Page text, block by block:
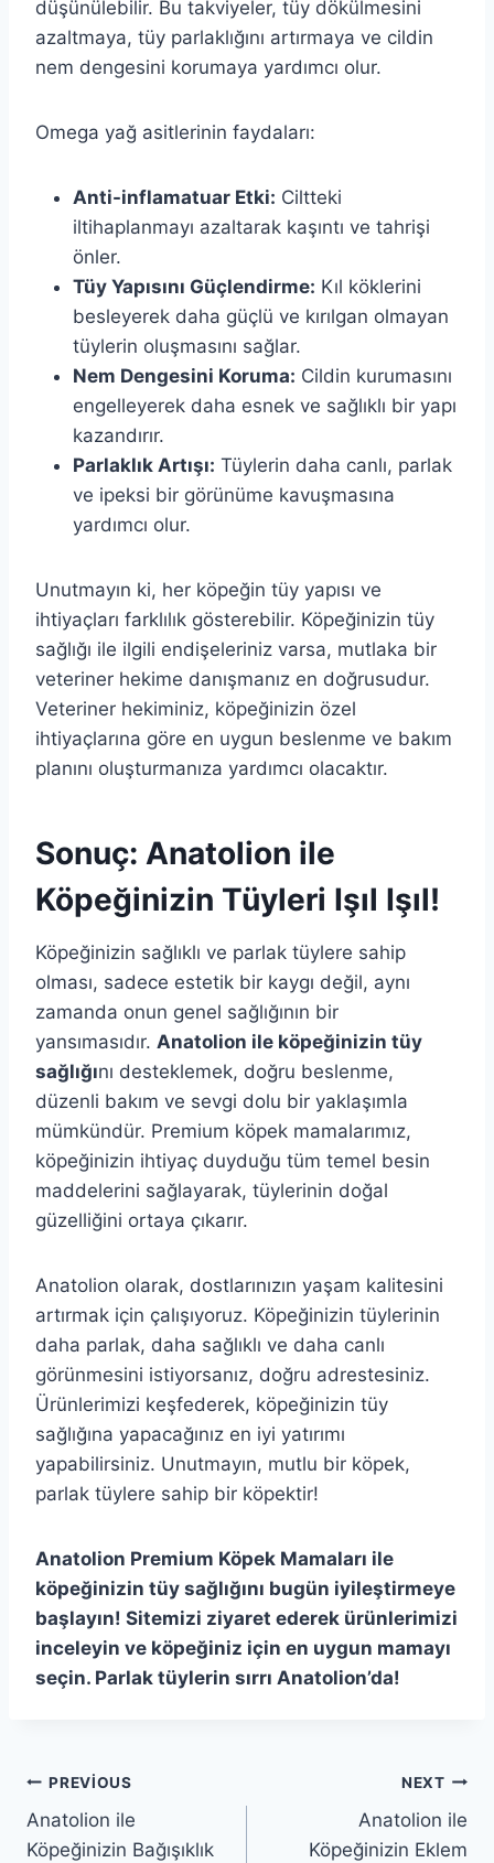
düşünülebilir. Bu takviyeler, tüy dökülmesini
azaltmaya, tüy parlaklığını artırmaya ve cildin
nem dengesini korumaya yardımcı olur.
Omega yağ asitlerinin faydaları:
Anti-inflamatuar Etki: Ciltteki
iltihaplanmayı azaltarak kaşıntı ve tahrişi
önler.
Tüy Yapısını Güçlendirme: Kıl köklerini
besleyerek daha güçlü ve kırılgan olmayan
tüylerin oluşmasını sağlar.
Nem Dengesini Koruma: Cildin kurumasını
engelleyerek daha esnek ve sağlıklı bir yapı
kazandırır.
Parlaklık Artışı: Tüylerin daha canlı, parlak
ve ipeksi bir görünüme kavuşmasına
yardımcı olur.
Unutmayın ki, her köpeğin tüy yapısı ve
ihtiyaçları farklılık gösterebilir. Köpeğinizin tüy
sağlığı ile ilgili endişeleriniz varsa, mutlaka bir
veteriner hekime danışmanız en doğrusudur.
Veteriner hekiminiz, köpeğinizin özel
ihtiyaçlarına göre en uygun beslenme ve bakım
planını oluşturmanıza yardımcı olacaktır.
Sonuç: Anatolion ile
Köpeğinizin Tüyleri Işıl Işıl!
Köpeğinizin sağlıklı ve parlak tüylere sahip
olması, sadece estetik bir kaygı değil, aynı
zamanda onun genel sağlığının bir
yansımasıdır. Anatolion ile köpeğinizin tüy
sağlığını desteklemek, doğru beslenme,
düzenli bakım ve sevgi dolu bir yaklaşımla
mümkündür. Premium köpek mamalarımız,
köpeğinizin ihtiyaç duyduğu tüm temel besin
maddelerini sağlayarak, tüylerinin doğal
güzelliğini ortaya çıkarır.
Anatolion olarak, dostlarınızın yaşam kalitesini
artırmak için çalışıyoruz. Köpeğinizin tüylerinin
daha parlak, daha sağlıklı ve daha canlı
görünmesini istiyorsanız, doğru adrestesiniz.
Ürünlerimizi keşfederek, köpeğinizin tüy
sağlığına yapacağınız en iyi yatırımı
yapabilirsiniz. Unutmayın, mutlu bir köpek,
parlak tüylere sahip bir köpektir!
Anatolion Premium Köpek Mamaları ile
köpeğinizin tüy sağlığını bugün iyileştirmeye
başlayın! Sitemizi ziyaret ederek ürünlerimizi
inceleyin ve köpeğiniz için en uygun mamayı
seçin. Parlak tüylerin sırrı Anatolion’da!
Yazı
gezinmesi
PREVIOUS
Anatolion ile
Köpeğinizin Bağışıklık
NEXT
Anatolion ile
Köpeğinizin Eklem